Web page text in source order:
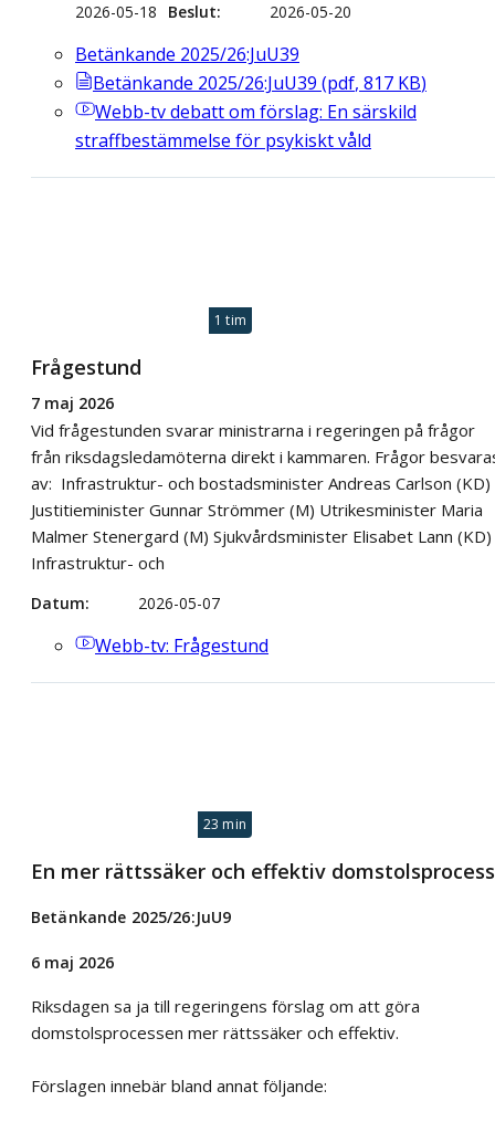
2026-05-18
Beslut 2026-05-20
Betänkande 2025/26:JuU39
Betänkande 2025/26:JuU39 (pdf, 817 KB)
Webb-tvdebatt om förslag: En särskild
straffbestämmelse för psykiskt våld
1 tim
Frågestund
7 maj 2026
Vid frågestunden svarar ministrarna i regeringen på frågor
från riksdagsledamöterna direkt i kammaren. Frågor
av: Infrastruktur- och bostadsminister Andreas Carlson (KD)
Justitieminister Gunnar Strömmer (M) Utrikesminister Maria
Malmer Stenergard (M) Sjukvårdsminister Elisabet Lann (KD)
Infrastruktur- och
Datum 2026-05-07
Webb-tv: Frågestund
23 min
En mer rättssäker och effektiv domstolsprocess
Betänkande 2025/26:JuU9
6 maj 2026
Riksdagen sa ja till regeringens förslag om att göra
domstolsprocessen mer rättssäker och effektiv.
Förslagen innebär bland annat följande: